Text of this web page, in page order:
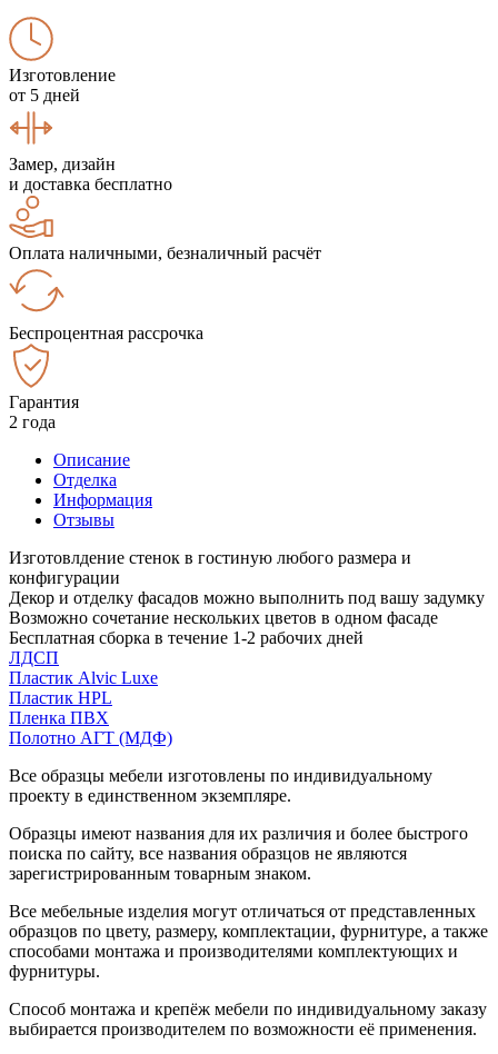
Изготовление
от 5 дней
Замер, дизайн
и доставка бесплатно
Оплата наличными, безналичный расчёт
Беспроцентная рассрочка
Гарантия
2 года
Описание
Отделка
Информация
Отзывы
Изготовлдение стенок в гостиную любого размера и
конфигурации
Декор и отделку фасадов можно выполнить под вашу задумку
Возможно сочетание нескольких цветов в одном фасаде
Бесплатная сборка в течение 1-2 рабочих дней
ЛДСП
Пластик Alvic Luxe
Пластик HPL
Пленка ПВХ
Полотно АГТ (МДФ)
Все образцы мебели изготовлены по индивидуальному
проекту в единственном экземпляре.
Образцы имеют названия для их различия и более быстрого
поиска по сайту, все названия образцов не являются
зарегистрированным товарным знаком.
Все мебельные изделия могут отличаться от представленных
образцов по цвету, размеру, комплектации, фурнитуре, а также
способами монтажа и производителями комплектующих и
фурнитуры.
Способ монтажа и крепёж мебели по индивидуальному заказу
выбирается производителем по возможности её применения.